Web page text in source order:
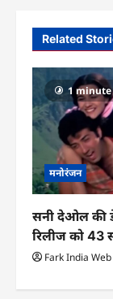
n
a
v
i
a
t
i
o
Related
1 minute
मनोरंजन
सनी देओल की
रिलीज को 43
Fark India Web